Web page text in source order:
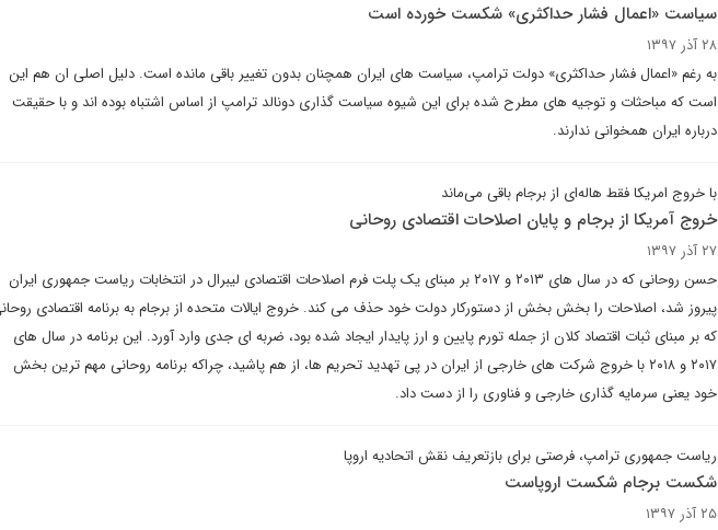
سیاست «اعمال فشار حداکثری» شکست خورده است
۲۸ آذر ۱۳۹۷
به رغم «اعمال فشار حداکثری» دولت ترامپ، سیاست های ایران همچنان بدون تغییر باقی مانده است. دلیل اصلی ان هم این
است که مباحثات و توجیه های مطرح شده برای این شیوه سیاست گذاری دونالد ترامپ از اساس اشتباه بوده اند و با حقیقت
درباره ایران همخوانی ندارند.
با خروج امریکا فقط هاله‌ای از برجام باقی می‌ماند
خروج آمریکا از برجام و پایان اصلاحات اقتصادی روحانی
۲۷ آذر ۱۳۹۷
حسن روحانی که در سال های ۲۰۱۳ و ۲۰۱۷ بر مبنای یک پلت فرم اصلاحات اقتصادی لیبرال در انتخابات ریاست جمهوری ایران
پیروز شد، اصلاحات را بخش بخش از دستورکار دولت خود حذف می کند. خروج ایالات متحده از برجام به برنامه اقتصادی
که بر مبنای ثبات اقتصاد کلان از جمله تورم پایین و ارز پایدار ایجاد شده بود، ضربه ای جدی وارد آورد. این برنامه در سال های
۲۰۱۷ و ۲۰۱۸ با خروج شرکت های خارجی از ایران در پی تهدید تحریم ها، از هم پاشید، چراکه برنامه روحانی مهم ترین بخش
خود یعنی سرمایه گذاری خارجی و فناوری را از دست داد.
ریاست جمهوری ترامپ، فرصتی برای بازتعریف نقش اتحادیه اروپا
شکست برجام شکست اروپاست
۲۵ آذر ۱۳۹۷